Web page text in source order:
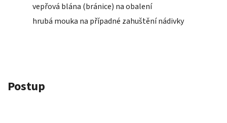
vepřová blána (bránice) na obalení
hrubá mouka na případné zahuštění nádivky
Postup